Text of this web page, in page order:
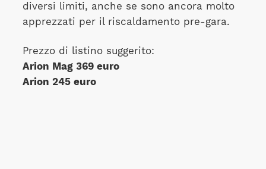
diversi limiti, anche se sono ancora molto
apprezzati per il riscaldamento pre-gara.
Prezzo di listino suggerito:
Arion Mag 369 euro
Arion 245 euro